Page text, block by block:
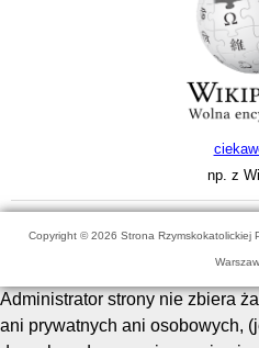
np. z
Copyright © 2026 Strona Rzymskokatolickiej
Administrator strony nie zbiera
ani prywatnych ani osobowych,